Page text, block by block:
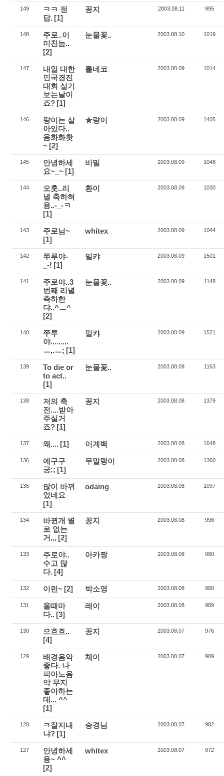
149
ㅋㅋ 정
답. [1]
꽁지 2003.08.11 995
148
주로..이
미친늠..
[2]
눈물꽃.. 2003.08.10 1019
147
내일 대한
민국경진
대회 실기
보는날이
죠? [1]
톨네코 2003.08.09 1014
146
량이는 살
아있다..
움화화홧
~ [2]
★량이 2003.08.09 1405
145
안녕하세
요~_~ [1]
비밀 2003.08.09 1048
144
오훗..리
녈 축하혀
용..-_-ㅋ
[1]
환이 2003.08.09 1030
143
주로님~
[1]
whitex 2003.08.09 1044
142
쭈루야-
_-! [1]
밀캬 2003.08.09 1501
141
주로야..3
번째 리녈
축하한
댜..^ㅡ^
[2]
눈물꽃.. 2003.08.09 1148
140
쭈루
야.........
ㅡ,.ㅡ; [1]
밀캬 2003.08.09 1521
139
To die or
to act..
[1]
눈물꽃.. 2003.08.09 1163
138
저의 축
전....받아
주실거
죠? [1]
꽁지 2003.08.08 1379
137 왜.... [1] 이계백 2003.08.08 1648
136
에구구
궁;; [1]
무말랭이 2003.08.08 1360
135
많이 바뀌
었네요
[1]
odaing 2003.08.08 1097
134
바뀐개 별
로 없는
거,,, [2]
꽁지 2003.08.08 996
133
주로야..
수고 많
다. [4]
아카짱 2003.08.08 980
132 이런~ [2] 박소영 2003.08.08 980
131
올때마
다.. [3]
레이 2003.08.08 989
130
으흐흐..
[4]
꽁지 2003.08.07 976
129
배경음악
좋다. 나
피아노음
악 무지
좋아하는
데... ^^
[1]
체이 2003.08.07 989
128
ㅋ잘지내
냐? [1]
승경님 2003.08.07 982
127
안녕하세
용~ ^^
[2]
whitex 2003.08.07 972